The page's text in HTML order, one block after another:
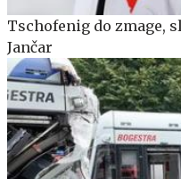
Tschofenig do zmage,
Jančar